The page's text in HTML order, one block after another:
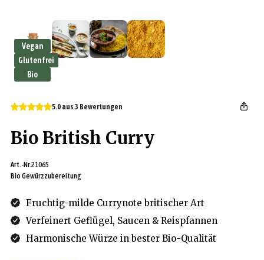
Vegan
Glutenfrei
Bio
5.0 aus 3 Bewertungen
Bio British Curry
Art.-Nr.21065
Bio Gewürzzubereitung
Fruchtig-milde Currynote britischer Art
Verfeinert Geflügel, Saucen & Reispfannen
Harmonische Würze in bester Bio-Qualität